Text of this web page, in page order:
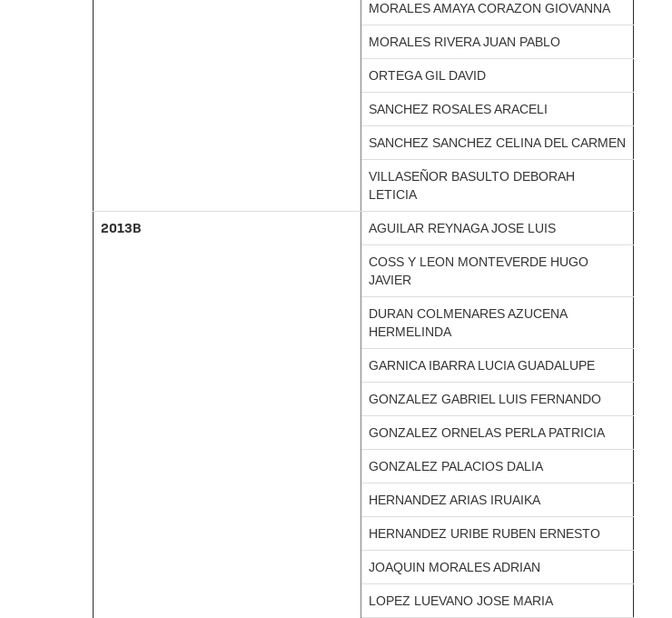
MORALES AMAYA CORAZON GIOVANNA
MORALES RIVERA JUAN PABLO
ORTEGA GIL DAVID
SANCHEZ ROSALES ARACELI
SANCHEZ SANCHEZ CELINA DEL CARMEN
VILLASEÑOR BASULTO DEBORAH
LETICIA
2013B AGUILAR REYNAGA JOSE LUIS
COSS Y LEON MONTEVERDE HUGO
JAVIER
DURAN COLMENARES AZUCENA
HERMELINDA
GARNICA IBARRA LUCIA GUADALUPE
GONZALEZ GABRIEL LUIS FERNANDO
GONZALEZ ORNELAS PERLA PATRICIA
GONZALEZ PALACIOS DALIA
HERNANDEZ ARIAS IRUAIKA
HERNANDEZ URIBE RUBEN ERNESTO
JOAQUIN MORALES ADRIAN
LOPEZ LUEVANO JOSE MARIA